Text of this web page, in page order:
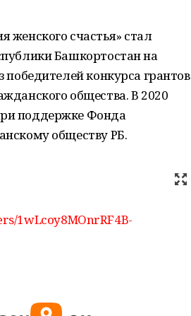
женского счастья» стал
Башкортостан на
конкурса грантов
общества. В 2020
поддержке Фонда
обществу РБ.
1wLcoy8MOnrRF4B-